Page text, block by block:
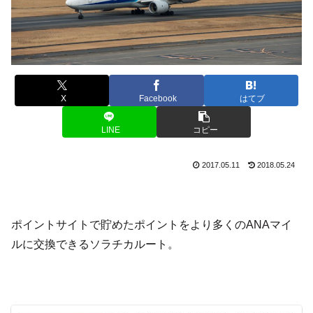
X Facebook はてブ
LINE コピー
2017.05.11 2018.05.24
ポイントサイトで貯めたポイントをより多くのANAマイ
ルに交換できるソラチカルート。